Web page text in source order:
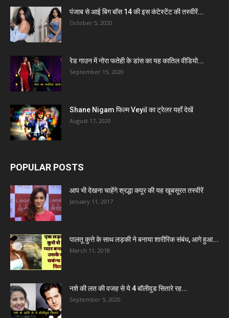
पंजाब से आई बिग बॉस 14 की इस कंटेस्टेंट की तस्वीरें...
October 5, 2020
रेड गाउन में नोरा फतेही के डांस का यह कातिल वीडियो...
September 15, 2020
Shane Nigam फिल्म Veyil का ट्रेलर यहाँ देखें
August 17, 2020
POPULAR POSTS
आप भी देखना चाहेंगे श्रद्धा कपूर की यह खूबसूरत तस्वीरें
January 11, 2017
पालतू कुत्ते के साथ लड़की ने बनाया शारीरिक संबंध, आगे हुआ...
March 11, 2018
नशे की लत की वजह से ये 4 बॉलीवुड सितारे रह...
September 5, 2020